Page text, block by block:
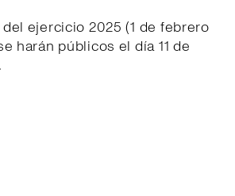
ejercicio 2025 (1 de febrero
harán públicos el día 11 de